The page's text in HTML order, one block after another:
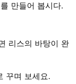
만들어 봅시다.
리스의 바탕이 완
꾸며 보세요.